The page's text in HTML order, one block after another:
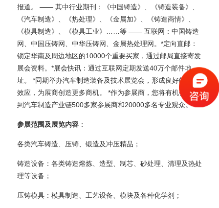
报道。 —— 其中行业期刊：《中国铸造》、《铸造装备》、
《汽车制造》、《热处理》、《金属加》、《铸造商情》、
《模具制造》、《模具工业》……等 —— 互联网：中国铸造
网、中国压铸网、中华压铸网、金属热处理网。*定向直邮：
锁定华南及周边地区的10000个重要买家，通过邮局直接寄发
展会资料。*展会快讯：通过互联网定期发送40万个邮件地
址。 *同期举办汽车制造装备及技术展览会，形成良好的协同
效应，为展商创造更多商机。 *作为参展商，您将有机会接触
到汽车制造产业链500多家参展商和20000多名专业观众。
参展范围及展览内容 ：
各类汽车铸造、压铸、锻造及冲压精品；
铸造设备：各类铸造熔炼、造型、制芯、砂处理、清理及热处
理等设备；
压铸模具：模具制造、工艺设备、模块及各种化学剂；